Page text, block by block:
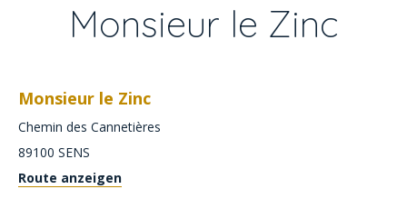
Monsieur le Zinc
Monsieur le Zinc
Chemin des Cannetières
89100 SENS
Route anzeigen